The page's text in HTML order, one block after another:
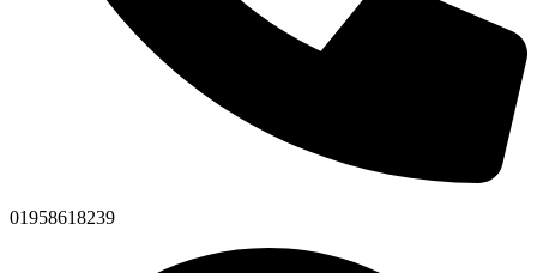
01958618239